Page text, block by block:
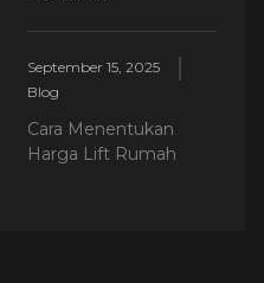
Cara Menentukan
Harga Lift Rumah
September 15, 2025
Blog